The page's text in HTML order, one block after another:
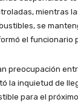
mientras
se
el funcionario
preocupación
la inquietud de
para el